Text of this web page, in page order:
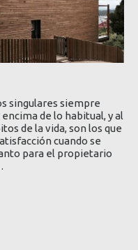
singulares siempre
de lo habitual, y al
de la vida, son los que
cuando se
para el propietario